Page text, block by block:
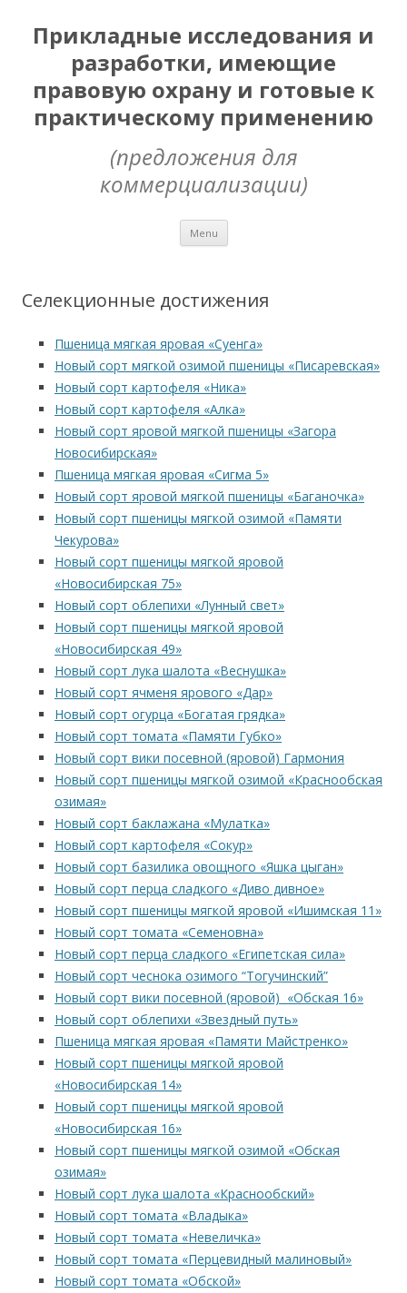
Прикладные исследования и
разработки, имеющие
правовую охрану и готовые к
практическому применению
(предложения для
коммерциализации)
Menu Skip
content
Селекционные достижения
Пшеница мягкая яровая «Суенга»
Новый сорт мягкой озимой пшеницы «Писаревская»
Новый сорт картофеля «Ника»
Новый сорт картофеля «Алка»
Новый сорт яровой мягкой пшеницы «Загора
Новосибирская»
Пшеница мягкая яровая «Сигма 5»
Новый сорт яровой мягкой пшеницы «Баганочка»
Новый сорт пшеницы мягкой озимой «Памяти
Чекурова»
Новый сорт пшеницы мягкой яровой
«Новосибирская 75»
Новый сорт облепихи «Лунный свет»
Новый сорт пшеницы мягкой яровой
«Новосибирская 49»
Новый сорт лука шалота «Веснушка»
Новый сорт ячменя ярового «Дар»
Новый сорт огурца «Богатая грядка»
Новый сорт томата «Памяти Губко»
Новый сорт вики посевной (яровой) Гармония
Новый сорт пшеницы мягкой озимой «Краснообская
озимая»
Новый сорт баклажана «Мулатка»
Новый сорт картофеля «Сокур»
Новый сорт базилика овощного «Яшка цыган»
Новый сорт перца сладкого «Диво дивное»
Новый сорт пшеницы мягкой яровой «Ишимская 11»
Новый сорт томата «Семеновна»
Новый сорт перца сладкого «Египетская сила»
Новый сорт чеснока озимого “Тогучинский”
Новый сорт вики посевной (яровой) «Обская 16»
Новый сорт облепихи «Звездный путь»
Пшеница мягкая яровая «Памяти Майстренко»
Новый сорт пшеницы мягкой яровой
«Новосибирская 14»
Новый сорт пшеницы мягкой яровой
«Новосибирская 16»
Новый сорт пшеницы мягкой озимой «Обская
озимая»
Новый сорт лука шалота «Краснообский»
Новый сорт томата «Владыка»
Новый сорт томата «Невеличка»
Новый сорт томата «Перцевидный малиновый»
Новый сорт томата «Обской»